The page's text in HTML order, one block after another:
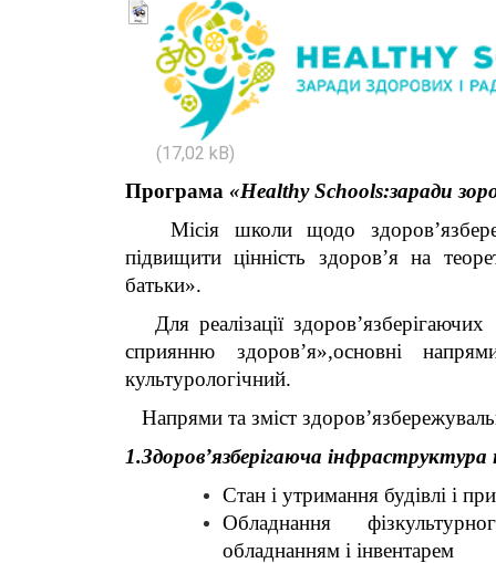
Програма «Healthy Schools:заради
Місія школи щодо
підвищити цінність здоров’я на
батьки».
Для реалізації
сприянню здоров’я»,основні
культурологічний.
Напрями та зміст
1.Здоров’язберігаюча інфраструктура
Стан і утримання будівлі і
Обладнання
обладнанням і інвентарем